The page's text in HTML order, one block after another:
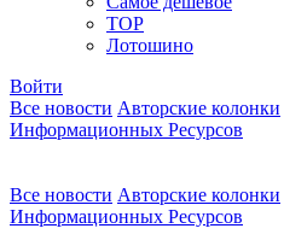
TOP
Лотошино
Войти
Все новости Авторские колонки
Информационных Ресурсов
Все новости Авторские колонки
Информационных Ресурсов